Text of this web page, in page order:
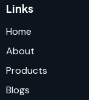
Links
Home
About
Products
Blogs